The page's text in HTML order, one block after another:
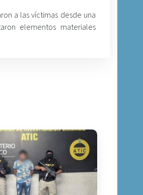
a las víctimas desde una
elementos materiales